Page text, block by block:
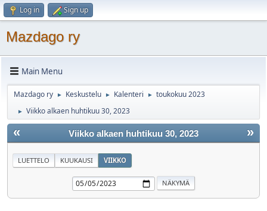
Log in Sign up
Mazdago ry
Main Menu
Mazdago ry ► Keskustelu ► Kalenteri ► toukokuu 2023
► Viikko alkaen huhtikuu 30, 2023
« »
Viikko alkaen huhtikuu 30, 2023
LUETTELO KUUKAUSI VIIKKO